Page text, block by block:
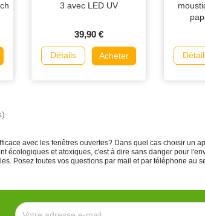
3 avec LED UV
39,90 €
Détails Acheter
avec les fenêtres ouvertes? Dans quel cas choisir un
écologiques et atoxiques, c'est à dire sans danger pour
Posez toutes vos questions par mail et par téléphone au